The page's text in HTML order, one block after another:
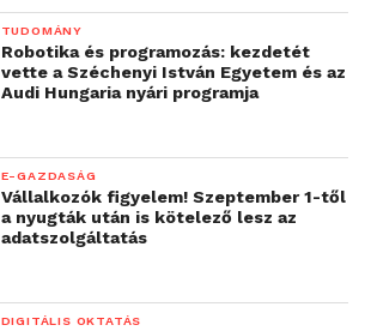
TUDOMÁNY
Robotika és programozás: kezdetét
vette a Széchenyi István Egyetem és az
Audi Hungaria nyári programja
E-GAZDASÁG
Vállalkozók figyelem! Szeptember 1-től
a nyugták után is kötelező lesz az
adatszolgáltatás
DIGITÁLIS OKTATÁS